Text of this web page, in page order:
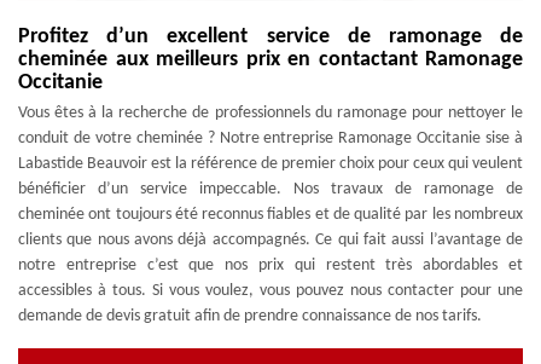
Profitez d’un excellent service de ramonage de
cheminée aux meilleurs prix en contactant Ramonage
Occitanie
Vous êtes à la recherche de professionnels du ramonage pour nettoyer le
conduit de votre cheminée ? Notre entreprise Ramonage Occitanie sise à
Labastide Beauvoir est la référence de premier choix pour ceux qui veulent
bénéficier d’un service impeccable. Nos travaux de ramonage de
cheminée ont toujours été reconnus fiables et de qualité par les nombreux
clients que nous avons déjà accompagnés. Ce qui fait aussi l’avantage de
notre entreprise c’est que nos prix qui restent très abordables et
accessibles à tous. Si vous voulez, vous pouvez nous contacter pour une
demande de devis gratuit afin de prendre connaissance de nos tarifs.